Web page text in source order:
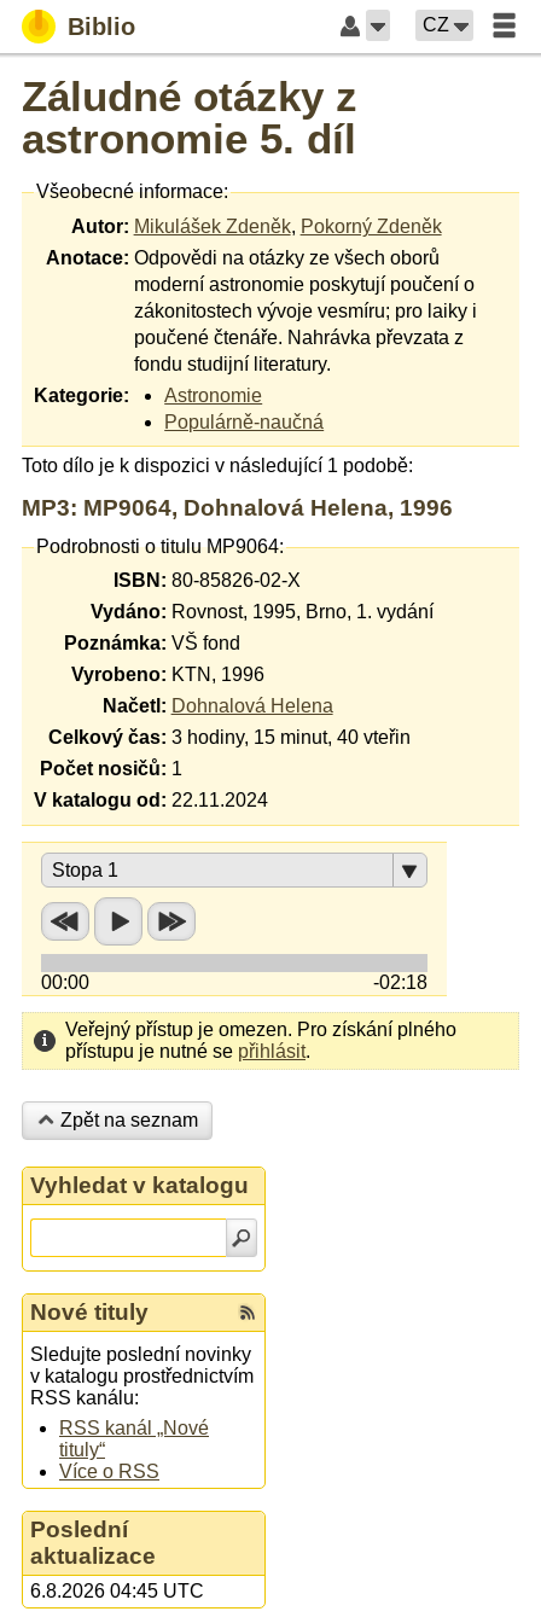
Biblio CZ
Záludné otázky z
astronomie 5. díl
Všeobecné informace:
Autor: Mikulášek Zdeněk, Pokorný Zdeněk
Anotace: Odpovědi na otázky ze všech oborů
moderní astronomie poskytují poučení o
zákonitostech vývoje vesmíru; pro laiky i
poučené čtenáře. Nahrávka převzata z
fondu studijní literatury.
Kategorie:
Astronomie
Populárně-naučná
Toto dílo je k dispozici v následující 1 podobě:
MP3: MP9064, Dohnalová Helena, 1996
Podrobnosti o titulu MP9064:
ISBN: 80-85826-02-X
Vydáno: Rovnost, 1995, Brno, 1. vydání
Poznámka: VŠ fond
Vyrobeno: KTN, 1996
Načetl: Dohnalová Helena
Celkový čas: 3 hodiny, 15 minut, 40 vteřin
Počet nosičů: 1
V katalogu od: 22.11.2024
Stopa 1
00:00 -02:18
Veřejný přístup je omezen. Pro získání plného
přístupu je nutné se přihlásit.
Zpět na seznam
Vyhledat v katalogu
Nové tituly
Sledujte poslední novinky
v katalogu prostřednictvím
RSS kanálu:
RSS kanál „Nové
tituly“
Více o RSS
Poslední
aktualizace
6.8.2026 04:45 UTC